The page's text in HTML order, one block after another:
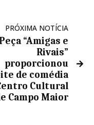
PRÓXIMA NOTÍCIA
“Amigas e
Rivais”
proporcionou
de comédia
Cultural
Campo Maior